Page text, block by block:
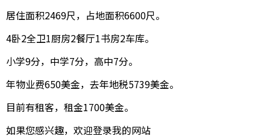
居住面积2469尺，占地面积6600尺。
4卧2全卫1厨房2餐厅1书房2车库。
小学9分，中学7分，高中7分。
年物业费650美金，去年地税5739美金。
目前有租客，租金1700美金。
如果您感兴趣，欢迎登录我的网站